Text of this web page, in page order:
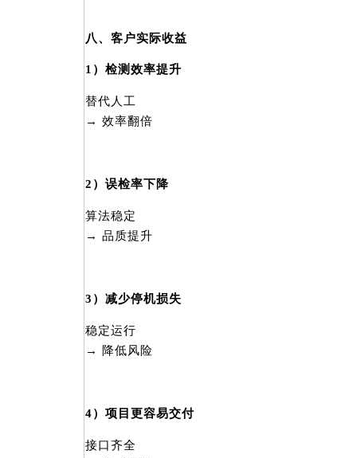
八、客户实际收益
1）检测效率提升
替代人工
→ 效率翻倍
2）误检率下降
算法稳定
→ 品质提升
3）减少停机损失
稳定运行
→ 降低风险
4）项目更容易交付
接口齐全